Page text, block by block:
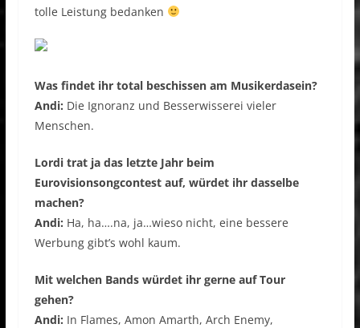
tolle Leistung bedanken
Was findet ihr total beschissen am Musikerdasein?
Andi: Die Ignoranz und Besserwisserei vieler
Menschen.
Lordi trat ja das letzte Jahr beim
Eurovisionsongcontest auf, würdet ihr dasselbe
machen?
Andi: Ha, ha….na, ja…wieso nicht, eine bessere
Werbung gibt’s wohl kaum.
Mit welchen Bands würdet ihr gerne auf Tour
gehen?
Andi: In Flames, Amon Amarth, Arch Enemy,